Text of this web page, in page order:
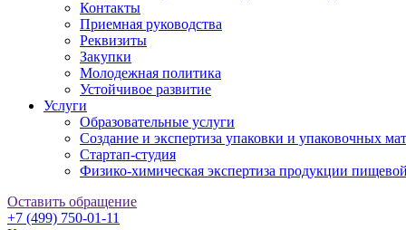
Контакты
Приемная руководства
Реквизиты
Закупки
Молодежная политика
Устойчивое развитие
Услуги
Образовательные услуги
Создание и экспертиза упаковки и упаковочных
Стартап-студия
Физико-химическая экспертиза продукции
Оставить обращение
+7 (499) 750-01-11